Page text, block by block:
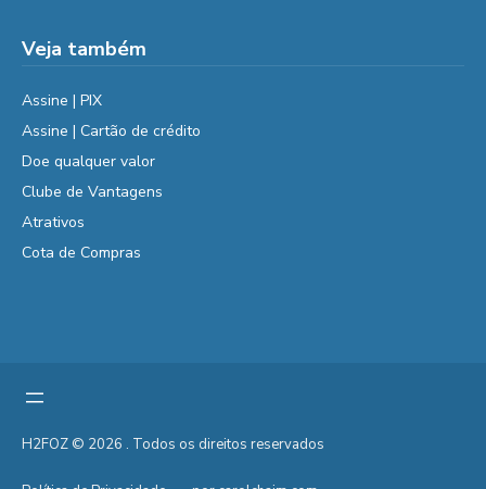
Veja também
Assine | PIX
Assine | Cartão de crédito
Doe qualquer valor
Clube de Vantagens
Atrativos
Cota de Compras
H2FOZ © 2026 . Todos os direitos reservados